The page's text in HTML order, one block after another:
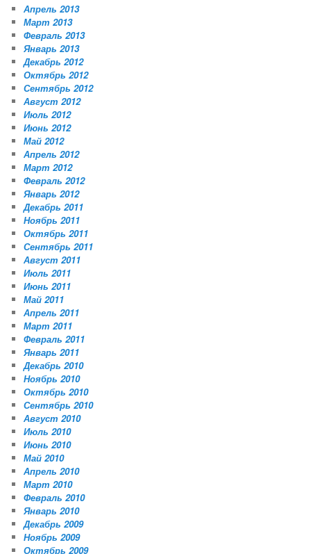
Апрель 2013
Март 2013
Февраль 2013
Январь 2013
Декабрь 2012
Октябрь 2012
Сентябрь 2012
Август 2012
Июль 2012
Июнь 2012
Май 2012
Апрель 2012
Март 2012
Февраль 2012
Январь 2012
Декабрь 2011
Ноябрь 2011
Октябрь 2011
Сентябрь 2011
Август 2011
Июль 2011
Июнь 2011
Май 2011
Апрель 2011
Март 2011
Февраль 2011
Январь 2011
Декабрь 2010
Ноябрь 2010
Октябрь 2010
Сентябрь 2010
Август 2010
Июль 2010
Июнь 2010
Май 2010
Апрель 2010
Март 2010
Февраль 2010
Январь 2010
Декабрь 2009
Ноябрь 2009
Октябрь 2009